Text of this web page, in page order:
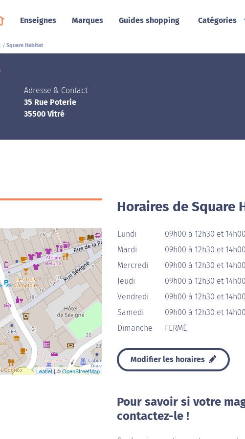
Enseignes Marques Guides shopping Catégories
Square Habitat
Adresse & Contact
35 Rue Poterie
35500 Vitré
Leaflet| ©OpenStreetMap
Horaires de Square
Lundi
09h00 à 12h30 et
Mardi
09h00 à 12h30 et
Mercredi
09h00 à 12h30 et
Jeudi
09h00 à 12h30 et
Vendredi
09h00 à 12h30 et
Samedi
09h00 à 12h30 et
Dimanche
FERMÉ
Modifier les horaires
Pour savoir si votre
contactez-le !